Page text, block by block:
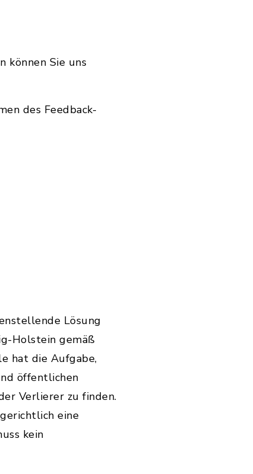
können Sie uns
des Feedback-
Lösung
Holstein gemäß
hat die Aufgabe,
öffentlichen
Verlierer zu finden.
eine
kein